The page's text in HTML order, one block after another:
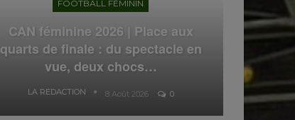
FOOTBALL FÉMININ
CAN féminine 2026 | Place aux
quarts de finale : du spectacle en
vue, deux chocs…
LA REDACTION 8 Août 2026 0